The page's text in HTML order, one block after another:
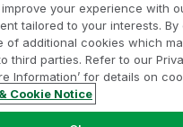
продуктов
Юридические положения
Товарные знаки
Info
your experience with
tailored to your interests. By
of additional cookies which
third parties. Refer to our
Information’ for details on
Cookie Notice